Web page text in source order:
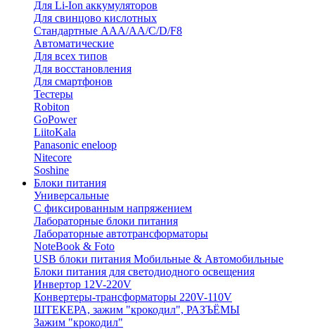
Для Li-Ion аккумуляторов
Для свинцово кислотных
Стандартные ААА/АА/С/D/F8
Автоматические
Для всех типов
Для восстановления
Для смартфонов
Тестеры
Robiton
GoPower
LiitoKala
Panasonic eneloop
Nitecore
Soshine
Блоки питания
Универсальные
C фиксированным напряжением
Лабораторные блоки питания
Лабораторные автотрансформаторы
NoteBook & Foto
USB блоки питания Мобильные & Автомобильные
Блоки питания для светодиодного освещения
Инвертор 12V-220V
Конвертеры-трансформаторы 220V-110V
ШТЕКЕРА, зажим "крокодил", РАЗЪЁМЫ
Зажим "крокодил"